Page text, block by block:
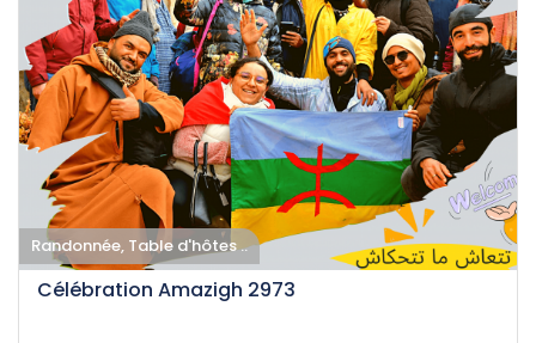
Randonnée, Table d'hôtes ..
Célébration Amazigh 2973